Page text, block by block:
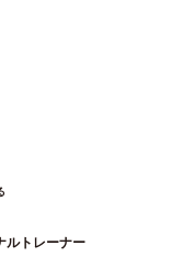
ルトレーナー